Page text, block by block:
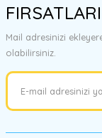
tarafımıza
Görüş ve önerileriniz
Ürün resmi
Ürün bilgilerinde
Mail adresinizi
olabilirsiniz.